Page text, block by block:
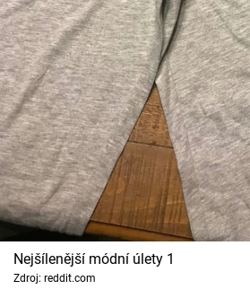
Cool Esport
Pořady
TV Program
Sledujte prima+
Přihlášení
Sledujte nás
Nejšílenější módní úlety 1
Zdroj: reddit.com